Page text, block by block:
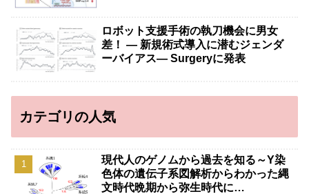
ロボット支援手術の執刀機会に男女
差！ — 新規術式導入に潜むジェンダ
ーバイアス— Surgeryに発表
カテゴリの人気
現代人のゲノムから過去を知る～Y染
色体の遺伝子系図解析からわかった縄
文時代晩期から弥生時代に…